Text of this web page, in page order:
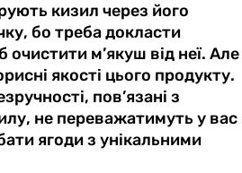
кизил через його
бо треба докласти
м’якуш від неї. Але
якості цього продукту.
пов’язані з
не переважатимуть у вас
ягоди з унікальними